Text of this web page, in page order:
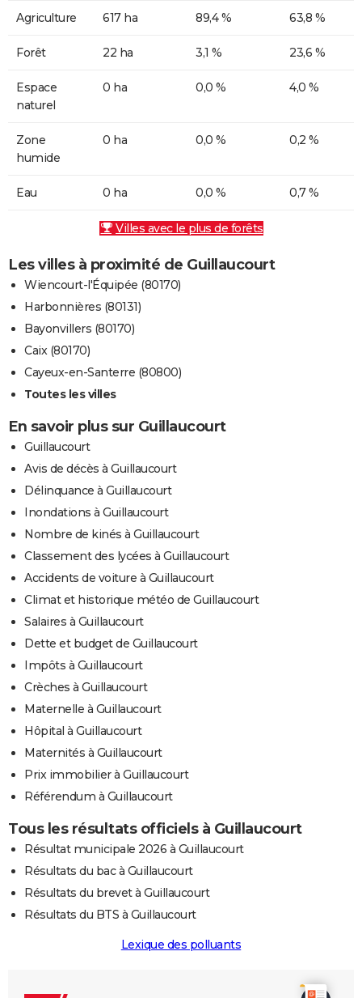
Agriculture 617 ha 89,4 % 63,8 %
Forêt 22 ha 3,1 % 23,6 %
Espace
naturel
0 ha 0,0 % 4,0 %
Zone
humide
0 ha 0,0 % 0,2 %
Eau 0 ha 0,0 % 0,7 %
Villes avec le plus de forêts
Les villes à proximité de Guillaucourt
Wiencourt-l'Équipée (80170)
Harbonnières (80131)
Bayonvillers (80170)
Caix (80170)
Cayeux-en-Santerre (80800)
Toutes les villes
En savoir plus sur Guillaucourt
Guillaucourt
Avis de décès à Guillaucourt
Délinquance à Guillaucourt
Inondations à Guillaucourt
Nombre de kinés à Guillaucourt
Classement des lycées à Guillaucourt
Accidents de voiture à Guillaucourt
Climat et historique météo de Guillaucourt
Salaires à Guillaucourt
Dette et budget de Guillaucourt
Impôts à Guillaucourt
Crèches à Guillaucourt
Maternelle à Guillaucourt
Hôpital à Guillaucourt
Maternités à Guillaucourt
Prix immobilier à Guillaucourt
Référendum à Guillaucourt
Tous les résultats officiels à Guillaucourt
Résultat municipale 2026 à Guillaucourt
Résultats du bac à Guillaucourt
Résultats du brevet à Guillaucourt
Résultats du BTS à Guillaucourt
Lexique des polluants